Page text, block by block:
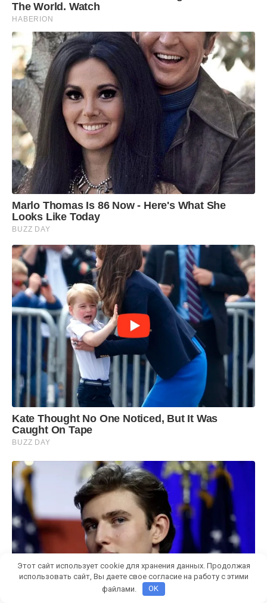
Этот сайт использует cookie для хранения данных. Продолжая
использовать сайт, Вы даете свое согласие на работу с этими
файлами.
OK